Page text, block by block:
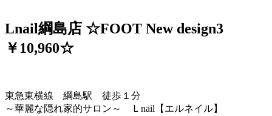
Lnail綱島店 ☆FOOT New design3
￥10,960☆
東急東横線 綱島駅 徒歩１分
～華麗な隠れ家的サロン～ Ｌnail【エルネイル】